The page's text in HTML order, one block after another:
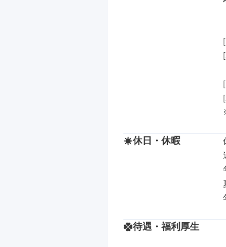
休日・休暇
待遇・福利厚生